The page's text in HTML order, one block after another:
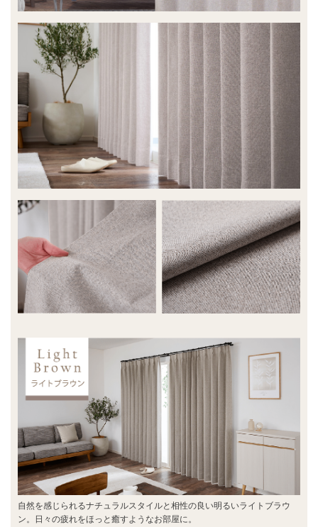
自然を感じられるナチュラルスタイルと相性の良い明るいライトブラウ
ン。日々の疲れをほっと癒すようなお部屋に。